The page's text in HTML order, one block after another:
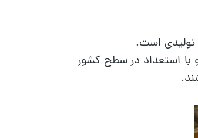
تولیدی است.
و با استعداد در سطح کشور